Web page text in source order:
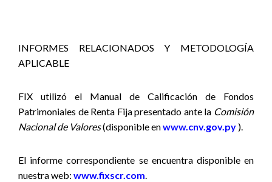
INFORMES RELACIONADOS Y METODOLOGÍA
APLICABLE
FIX utilizó el Manual de Calificación de Fondos
Patrimoniales de Renta Fija presentado ante la Comisión
Nacional de Valores(disponible enwww.cnv.gov.py ).
El informe correspondiente se encuentra disponible en
nuestra web: www.fixscr.com.